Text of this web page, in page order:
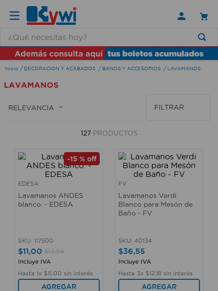
DECORACION Y ACABADOS BANOS Y ACCESORIOS LAVAMANOS
LAVAMANOS
RELEVANCIA FILTRAR
127 PRODUCTOS
-15 % off
EDESA
Lavamanos ANDES
blanco. - EDESA
SKU: 117500
$11,00 $12,94
Incluye IVA
Hasta 1x $11 00 sin interés
AGREGAR
FV
Lavamanos Verdi
Blanco para Mesón de
Baño - FV
SKU: 40134
$36,55
Incluye IVA
Hasta 3x $1218 sin interés
AGREGAR
TÉRMINOS MÁS BUSCADOS
1.
lamparas
2.
ducha
3.
silla
organizador
aspiradora
taladro